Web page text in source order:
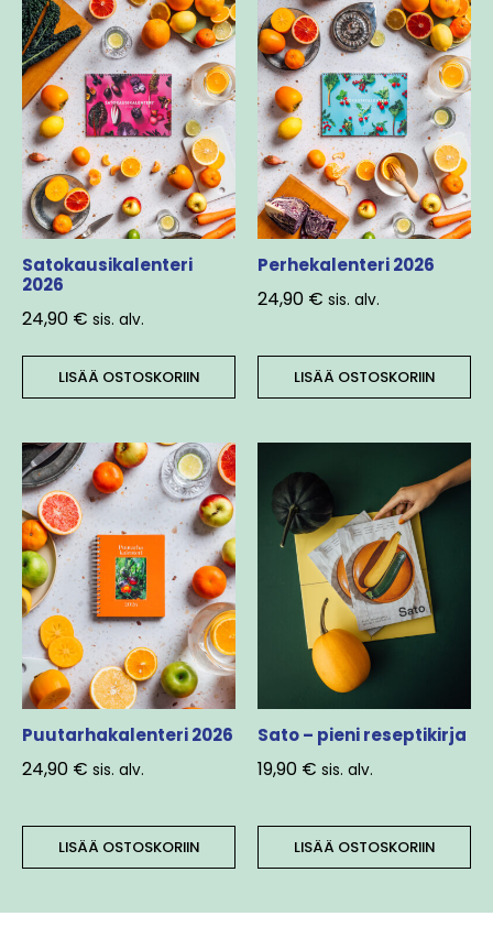
Satokausikalenteri
2026
24,90 € sis. alv.
LISÄÄ OSTOSKORIIN
Perhekalenteri 2026
24,90 € sis. alv.
LISÄÄ OSTOSKORIIN
Puutarhakalenteri 2026
24,90 € sis. alv.
LISÄÄ OSTOSKORIIN
Sato – pieni reseptikirja
19,90 € sis. alv.
LISÄÄ OSTOSKORIIN